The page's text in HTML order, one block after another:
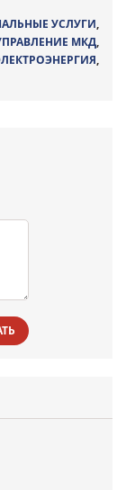
УСЛУГИ,
МКД,
,